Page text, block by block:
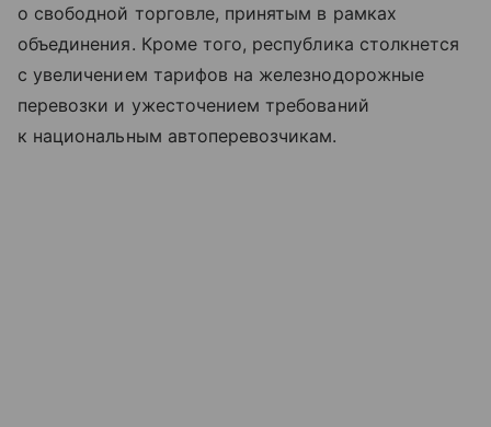
о свободной торговле, принятым в рамках
объединения. Кроме того, республика столкнется
с увеличением тарифов на железнодорожные
перевозки и ужесточением требований
к национальным автоперевозчикам.